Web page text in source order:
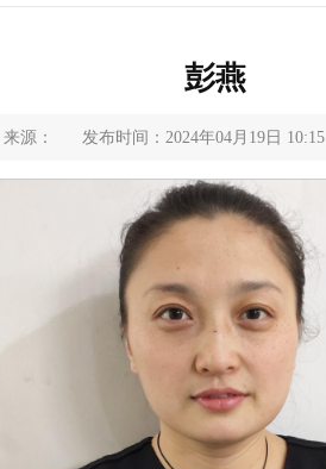
彭燕
来源： 发布时间：2024年04月19日 10:15